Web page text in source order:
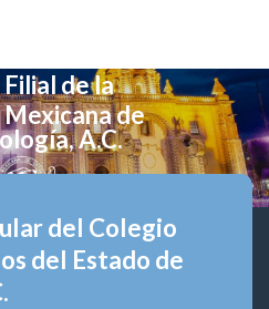
Filial de la
de
A.C.
del Colegio
del Estado de